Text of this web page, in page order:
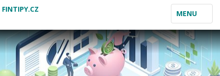
TOGGLE
NAVIGATION
MENU
FINTIPY.CZ